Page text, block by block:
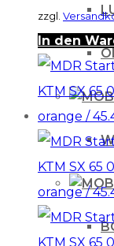
zzgl.
In den